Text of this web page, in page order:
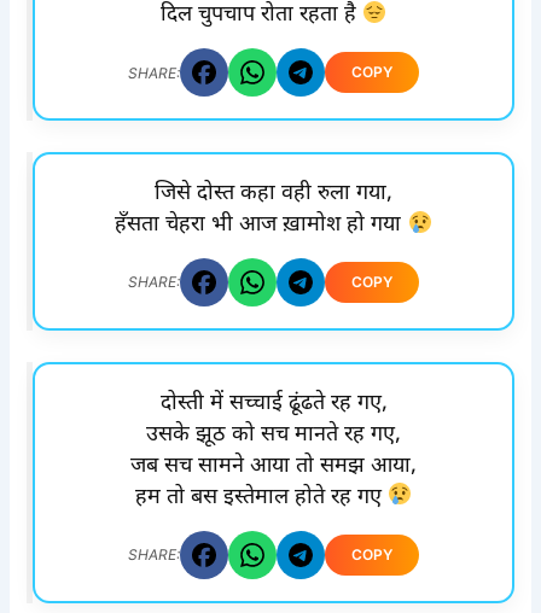
दिल चुपचाप रोता रहता है
SHARE: COPY
जिसे दोस्त कहा वही रुला गया,
हँसता चेहरा भी आज ख़ामोश हो गया
SHARE: COPY
दोस्ती में सच्चाई ढूंढते रह गए,
उसके झूठ को सच मानते रह गए,
जब सच सामने आया तो समझ आया,
हम तो बस इस्तेमाल होते रह गए
SHARE: COPY